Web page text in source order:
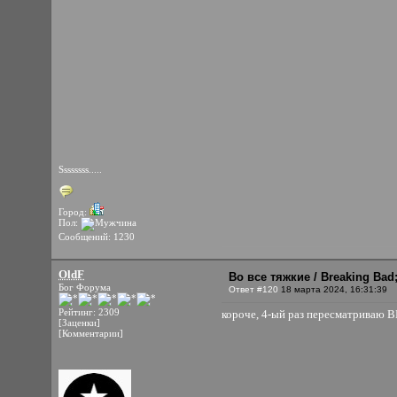
Ssssssss.....
Город:
Пол:
Сообщений: 1230
OldF
Бог Форума
Рейтинг: 2309
[Заценки]
[Комментарии]
Во все тяжкие / Breaking
Ответ #120 18 марта 2024, 16:31:39
короче, 4-ый раз пересматриваю